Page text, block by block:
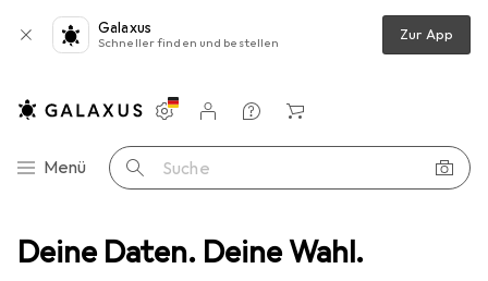
Deine Daten. Deine Wahl.
Galaxus
Schneller finden und bestellen Zur App
Navigation nach Kategorien
Menü Suche
Einstellungen
Kundenkonto
Vergleichslisten
Merklisten
Warenkorb
Körperpflege Duschmittel Chloé Shower Gel